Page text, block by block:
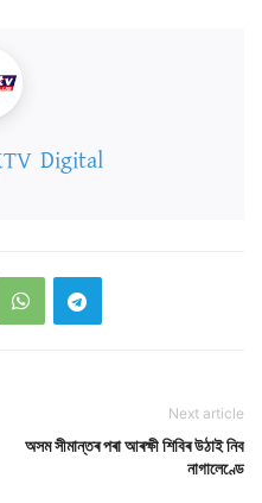
Digital
Next article
অসম সীমান্তৰ পৰা আৰক্ষী শিবিৰ উঠাই নিব
নাগালেণ্ডে